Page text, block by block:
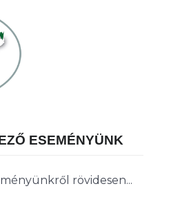
ESEMÉNYÜNK
rövidesen...